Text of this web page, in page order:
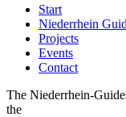
Start
Niederrhein
Projects
Events
Contact
The Niederrhein-
the